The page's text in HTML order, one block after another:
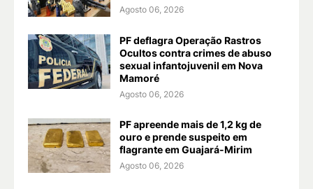
Agosto 06, 2026
PF deflagra Operação Rastros
Ocultos contra crimes de abuso
sexual infantojuvenil em Nova
Mamoré
Agosto 06, 2026
PF apreende mais de 1,2 kg de
ouro e prende suspeito em
flagrante em Guajará-Mirim
Agosto 06, 2026